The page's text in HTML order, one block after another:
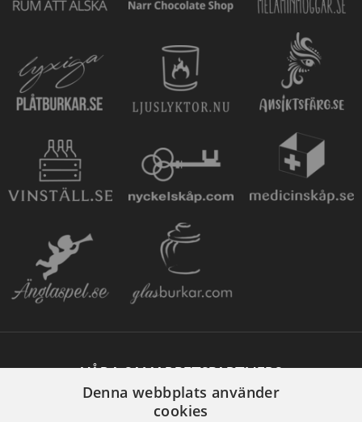
VÅRA SAMARBETSPARTNERS
Denna webbplats använder
cookies